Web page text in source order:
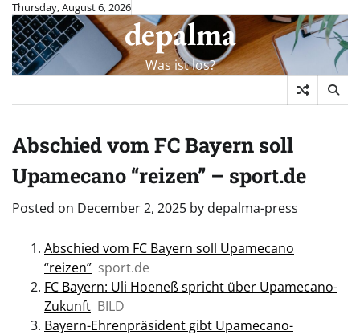
Skip
content
Thursday, August 6, 2026
depalma
Was ist los?
Abschied vom FC Bayern soll
Upamecano “reizen” – sport.de
Posted on December 2, 2025 by depalma-press
Abschied vom FC Bayern soll Upamecano
“reizen” sport.de
FC Bayern: Uli Hoeneß spricht über Upamecano-
Zukunft BILD
Bayern-Ehrenpräsident gibt Upamecano-